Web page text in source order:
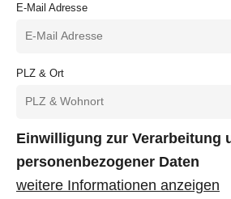
E-Mail Adresse
PLZ & Ort
Einwilligung zur Verarbeitung
personenbezogener Daten
weitere Informationen anzeigen